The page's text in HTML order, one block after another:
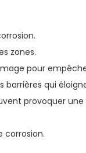
zones.
pour
qui
provoquer une
corrosion.